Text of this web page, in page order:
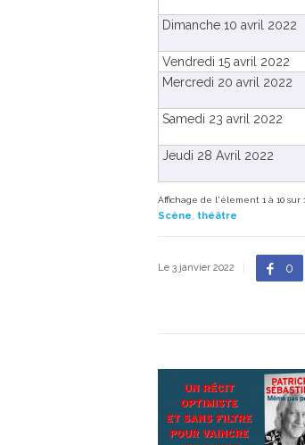
Dimanche 10 avril 2022
Vendredi 15 avril 2022
Mercredi 20 avril 2022
Samedi 23 avril 2022
Jeudi 28 Avril 2022
Affichage de l'élement 1 à 10 sur
Scène, théâtre
Le 3 janvier 2022 0